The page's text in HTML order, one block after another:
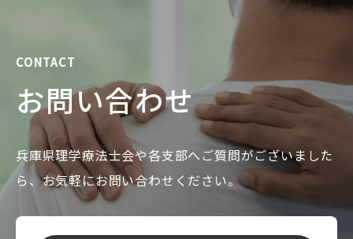
CONTACT
お問い合わせ
兵庫県理学療法士会や各支部へご質問がございました
ら、お気軽にお問い合わせください。